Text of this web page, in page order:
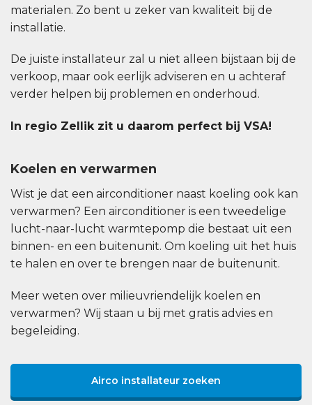
materialen. Zo bent u zeker van kwaliteit bij de
installatie.
De juiste installateur zal u niet alleen bijstaan bij de
verkoop, maar ook eerlijk adviseren en u achteraf
verder helpen bij problemen en onderhoud.
In regio Zellik zit u daarom perfect bij VSA!
Koelen en verwarmen
Wist je dat een airconditioner naast koeling ook kan
verwarmen? Een airconditioner is een tweedelige
lucht-naar-lucht warmtepomp die bestaat uit een
binnen- en een buitenunit. Om koeling uit het huis
te halen en over te brengen naar de buitenunit.
Meer weten over milieuvriendelijk koelen en
verwarmen? Wij staan u bij met gratis advies en
begeleiding.
Airco installateur zoeken